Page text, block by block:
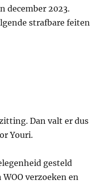
december 2023.
strafbare feiten
Dan valt er dus
Youri.
gesteld
verzoeken en